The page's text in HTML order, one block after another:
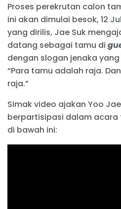
Proses perekrutan calon
ini akan dimulai besok, 12
yang dirilis, Jae Suk
datang sebagai tamu di
dengan slogan jenaka
“Para tamu adalah raja.
raja.”
Simak video ajakan Yoo
berpartisipasi dalam acara
di bawah ini: